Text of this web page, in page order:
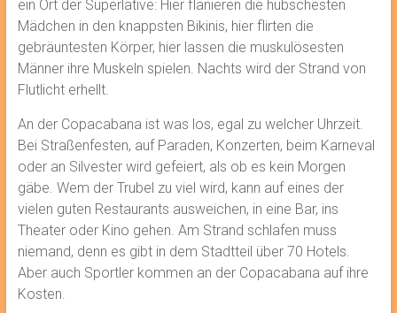
ein Ort der Superlative: Hier flanieren die hübschesten
Mädchen in den knappsten Bikinis, hier flirten die
gebräuntesten Körper, hier lassen die muskulösesten
Männer ihre Muskeln spielen. Nachts wird der Strand von
Flutlicht erhellt.
An der Copacabana ist was los, egal zu welcher Uhrzeit.
Bei Straßenfesten, auf Paraden, Konzerten, beim Karneval
oder an Silvester wird gefeiert, als ob es kein Morgen
gäbe. Wem der Trubel zu viel wird, kann auf eines der
vielen guten Restaurants ausweichen, in eine Bar, ins
Theater oder Kino gehen. Am Strand schlafen muss
niemand, denn es gibt in dem Stadtteil über 70 Hotels.
Aber auch Sportler kommen an der Copacabana auf ihre
Kosten.